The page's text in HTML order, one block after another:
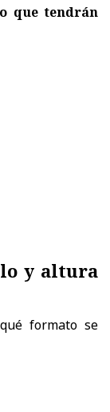
que tendrán
y altura
formato se